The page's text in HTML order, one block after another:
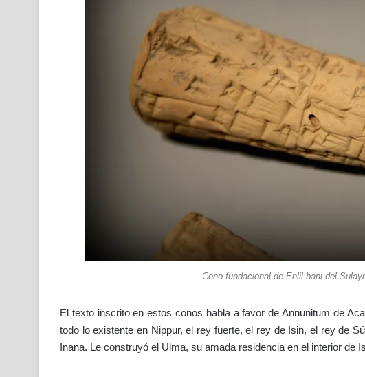
Cono fundacional de Enlil-bani del
El texto inscrito en estos conos habla a favor de Annunitum de
todo lo existente en Nippur, el rey fuerte, el rey de Isin, el rey de
Inana. Le construyó el Ulma, su amada residencia en el interior de